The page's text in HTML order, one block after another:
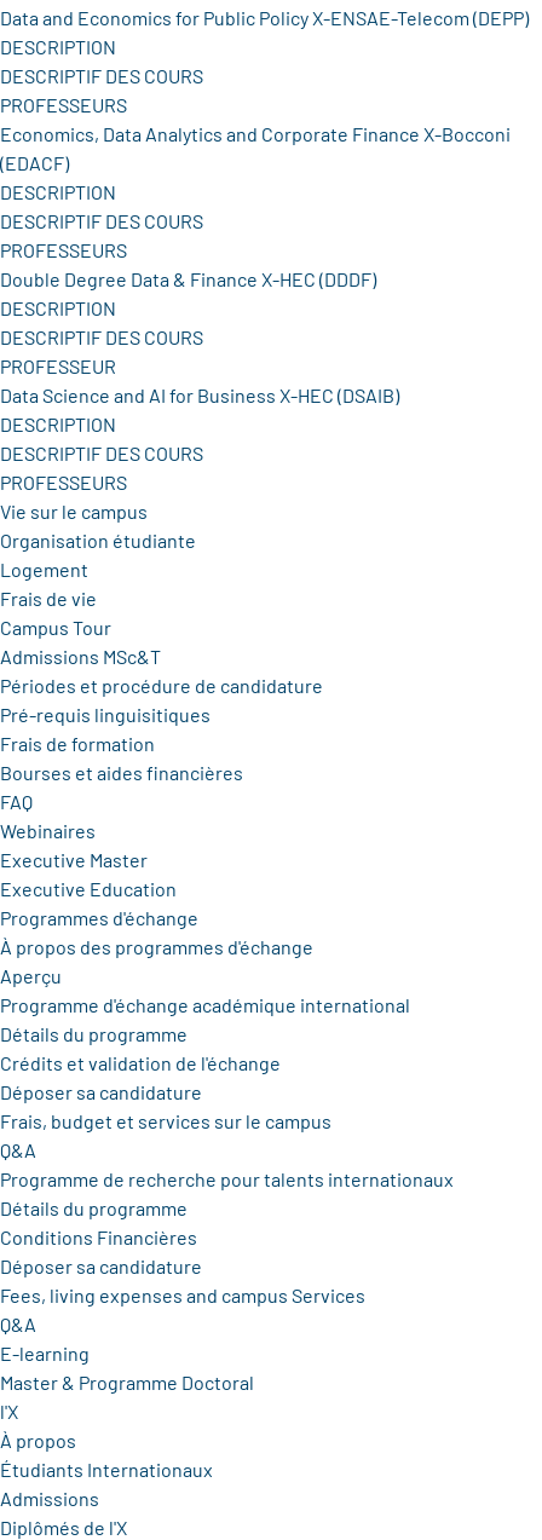
Data and Economics for Public Policy X-ENSAE-Telecom (DEPP)
DESCRIPTION
DESCRIPTIF DES COURS
PROFESSEURS
Economics, Data Analytics and Corporate Finance X-Bocconi
(EDACF)
DESCRIPTION
DESCRIPTIF DES COURS
PROFESSEURS
Double Degree Data & Finance X-HEC (DDDF)
DESCRIPTION
DESCRIPTIF DES COURS
PROFESSEUR
Data Science and AI for Business X-HEC (DSAIB)
DESCRIPTION
DESCRIPTIF DES COURS
PROFESSEURS
Vie sur le campus
Organisation étudiante
Logement
Frais de vie
Campus Tour
Admissions MSc&T
Périodes et procédure de candidature
Pré-requis linguisitiques
Frais de formation
Bourses et aides financières
FAQ
Webinaires
Executive Master
Executive Education
Programmes d'échange
À propos des programmes d'échange
Aperçu
Programme d'échange académique international
Détails du programme
Crédits et validation de l'échange
Déposer sa candidature
Frais, budget et services sur le campus
Q&A
Programme de recherche pour talents internationaux
Détails du programme
Conditions Financières
Déposer sa candidature
Fees, living expenses and campus Services
Q&A
E-learning
Master & Programme Doctoral
l'X
À propos
Étudiants Internationaux
Admissions
Diplômés de l'X